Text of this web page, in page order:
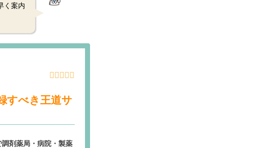
く案内
すべき王道サ
剤薬局・病院・製薬